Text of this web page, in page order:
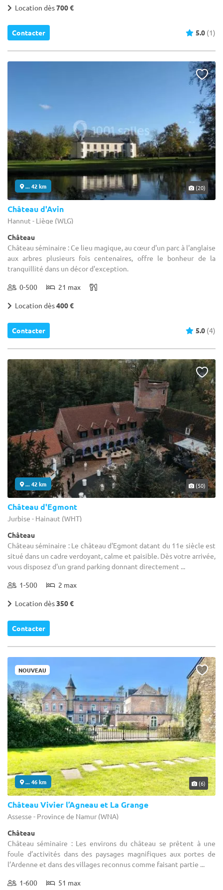
Location dès700 €
Contacter 5.0 (1)
... 42 km (20)
Château d'Avin
Hannut - Liège (WLG)
Château
Château séminaire : Ce lieu magique, au cœur d'un parc à l'anglaise
aux arbres plusieurs fois centenaires, offre le bonheur de la
tranquillité dans un décor d'exception.
0-500 21 max
Location dès400 €
Contacter 5.0 (4)
... 42 km (50)
Château d'Egmont
Jurbise - Hainaut (WHT)
Château
Château séminaire : Le château d'Egmont datant du 11e siècle est
situé dans un cadre verdoyant, calme et paisible. Dès votre arrivée,
vous disposez d'un grand parking donnant directement ...
1-500 2 max
Location dès350 €
Contacter
NOUVEAU
... 46 km (6)
Château Vivier l’Agneau et La Grange
Assesse - Province de Namur (WNA)
Château
Château séminaire : Les environs du château se prêtent à une
foule d’activités dans des paysages magnifiques aux portes de
l’Ardenne et dans des villages reconnus comme faisant partie ...
1-600 51 max